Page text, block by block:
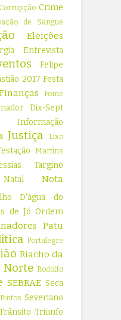
Corrupção Crime
de Sangue
Eleições
Entrevista
Felipe
2017 Festa
Finanças Fome
Dix-Sept
Informação
Justiça
Lixo
Martins
Targino
Natal Nota
D'água do
de Jó Ordem
Patu
Portalegre
Riacho da
Norte Rodolfo
SEBRAE Seca
Severiano
Triunfo